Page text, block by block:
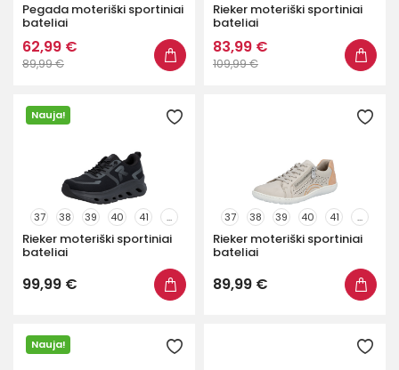
Pegada moteriški sportiniai
bateliai
62,99 €
89,99 €
Rieker moteriški sportiniai
bateliai
83,99 €
109,99 €
Nauja!
37 38 39 40 41 ...
Rieker moteriški sportiniai
bateliai
99,99 €
37 38 39 40 41 ...
Rieker moteriški sportiniai
bateliai
89,99 €
Nauja!